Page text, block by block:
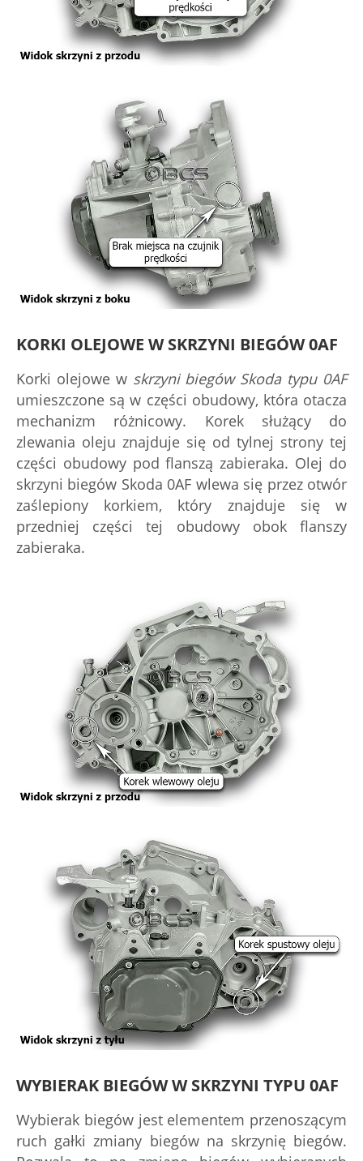
KORKI OLEJOWE W SKRZYNI BIEGÓW 0AF
Korki olejowe w skrzyni biegów Skoda typu 0AF
umieszczone są w części obudowy, która otacza
mechanizm różnicowy. Korek służący do
zlewania oleju znajduje się od tylnej strony tej
części obudowy pod flanszą zabieraka. Olej do
skrzyni biegów Skoda 0AF wlewa się przez otwór
zaślepiony korkiem, który znajduje się w
przedniej części tej obudowy obok flanszy
zabieraka.
WYBIERAK BIEGÓW W SKRZYNI TYPU 0AF
Wybierak biegów jest elementem przenoszącym
ruch gałki zmiany biegów na skrzynię biegów.